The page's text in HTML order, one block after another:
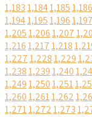
1,1831,1841,1851,186
1,1941,1951,1961,197
1,2051,2061,207
1,2161,2171,218
1,2271,2281,229
1,2381,2391,240
1,2491,2501,251
1,2601,2611,262
1,2711,2721,273